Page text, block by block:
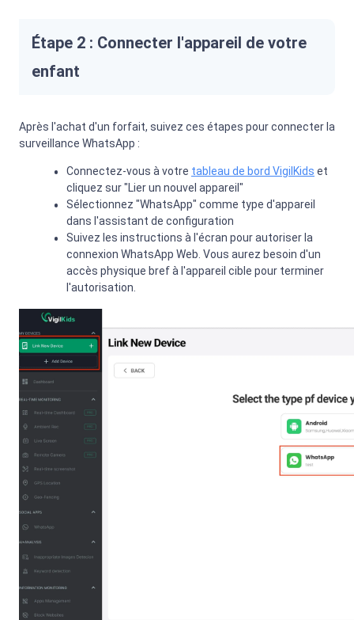
Étape 2 : Connecter l'appareil de votre
enfant
Après l'achat d'un forfait, suivez ces étapes pour connecter la
surveillance WhatsApp :
Connectez-vous à votre tableau de bord VigilKids et
cliquez sur "Lier un nouvel appareil"
Sélectionnez "WhatsApp" comme type d'appareil
dans l'assistant de configuration
Suivez les instructions à l'écran pour autoriser la
connexion WhatsApp Web. Vous aurez besoin d'un
accès physique bref à l'appareil cible pour terminer
l'autorisation.